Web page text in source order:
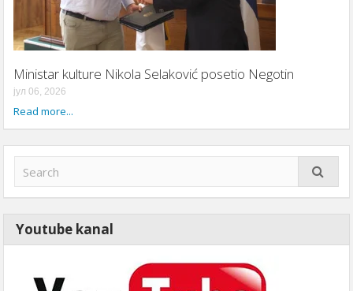
Ministar kulture Nikola Selaković posetio Negotin
јул 06, 2026
Read more...
Youtube kanal